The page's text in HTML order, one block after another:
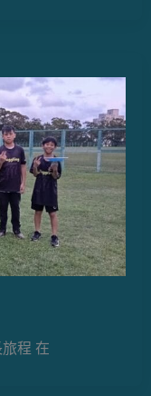
程 在